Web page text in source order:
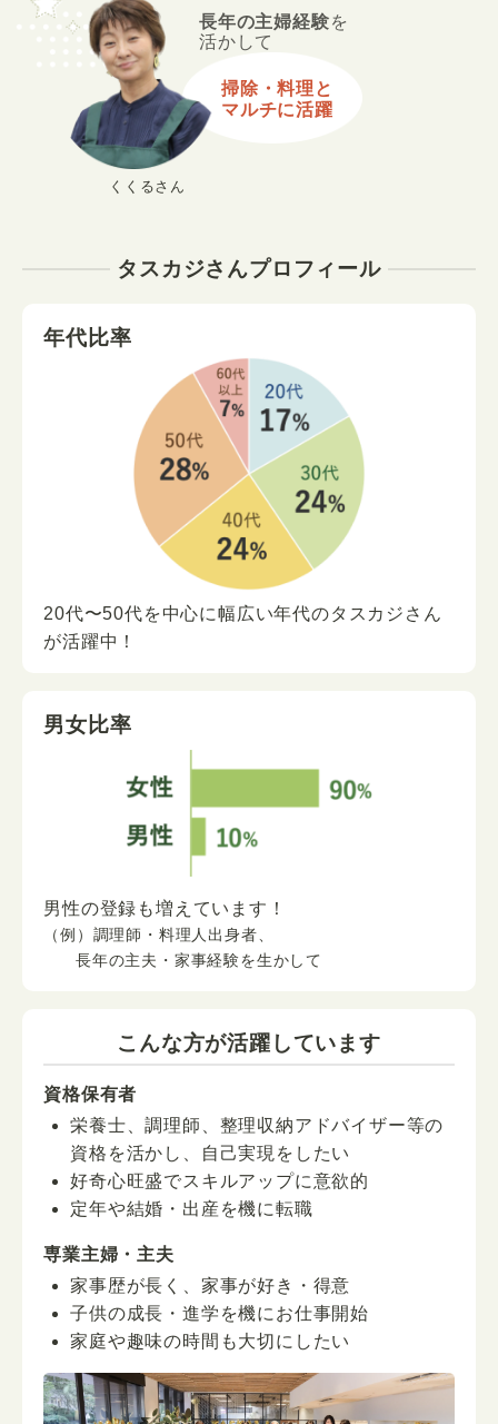
くくるさん
長年の主婦経験を
活かして
掃除・料理と
マルチに活躍
タスカジさんプロフィール
年代比率
20代〜50代を中心に幅広い年代のタスカジさん
が活躍中！
男女比率
男性の登録も増えています！
（例）調理師・料理人出身者、
長年の主夫・家事経験を生かして
こんな方が活躍しています
資格保有者
栄養士、調理師、整理収納アドバイザー等の
資格を活かし、自己実現をしたい
好奇心旺盛でスキルアップに意欲的
定年や結婚・出産を機に転職
専業主婦・主夫
家事歴が長く、家事が好き・得意
子供の成長・進学を機にお仕事開始
家庭や趣味の時間も大切にしたい